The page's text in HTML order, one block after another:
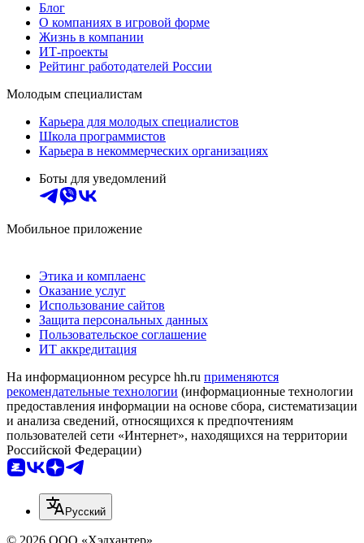
Блог
О компаниях в игровой форме
Жизнь в компании
ИТ-проекты
Рейтинг работодателей России
Молодым специалистам
Карьера для молодых специалистов
Школа программистов
Карьера в некоммерческих организациях
Боты для уведомлений
Мобильное приложение
Этика и комплаенс
Оказание услуг
Использование сайтов
Защита персональных данных
Пользовательское соглашение
ИТ аккредитация
На информационном ресурсе hh.ru применяются
рекомендательные технологии (информационные технологии
предоставления информации на основе сбора, систематизации
и анализа сведений, относящихся к предпочтениям
пользователей сети «Интернет», находящихся на территории
Российской Федерации)
Русский